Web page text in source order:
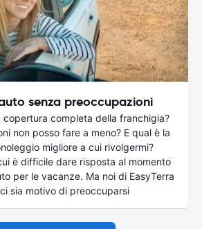
senza preoccupazioni
copertura completa della franchigia?
non posso fare a meno? E qual è la
migliore a cui rivolgermi?
è difficile dare risposta al momento
per le vacanze. Ma noi di EasyTerra
sia motivo di preoccuparsi